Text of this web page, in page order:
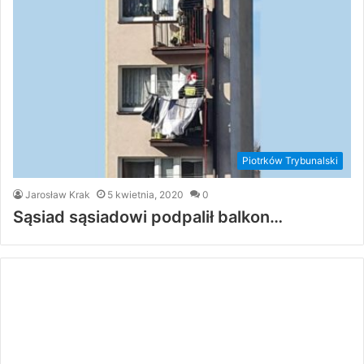
Piotrków Trybunalski
Jarosław Krak 5 kwietnia, 2020 0
Sąsiad sąsiadowi podpalił balkon…